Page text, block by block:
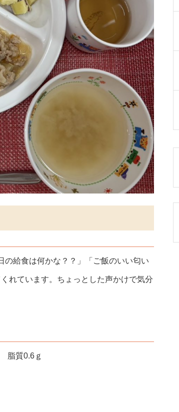
給食は何かな？？」「ご飯のいい匂い
れています。ちょっとした声かけで気分
脂質0.6ｇ